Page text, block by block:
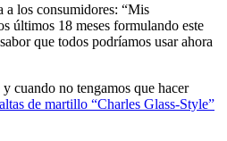
a los consumidores: “Mis
últimos 18 meses formulando este
que todos podríamos usar ahora
cuando no tengamos que hacer
de martillo “Charles Glass-Style”